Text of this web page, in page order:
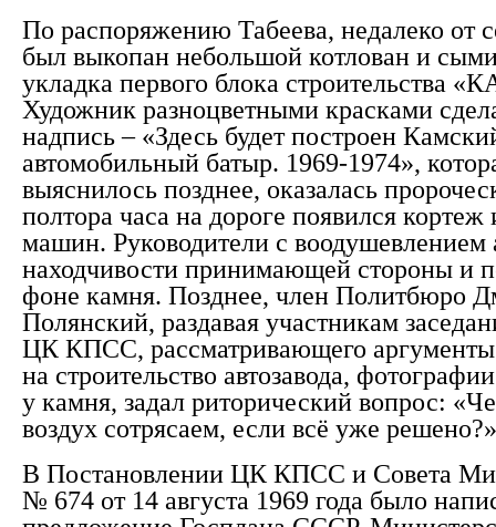
По распоряжению Табеева, недалеко от
был выкопан небольшой котлован и
укладка первого блока строительства
Художник разноцветными красками
надпись – «Здесь будет построен
автомобильный батыр. 1969-1974»,
выяснилось позднее, оказалась
полтора часа на дороге появился кортеж
машин. Руководители с воодушевлением
находчивости принимающей стороны и
фоне камня. Позднее, член Политбюро
Полянский, раздавая участникам
ЦК КПСС, рассматривающего аргументы
на строительство автозавода,
у камня, задал риторический вопрос:
воздух сотрясаем, если всё уже решено?»
В Постановлении ЦК КПСС и Совета
№ 674 от 14 августа 1969 года было